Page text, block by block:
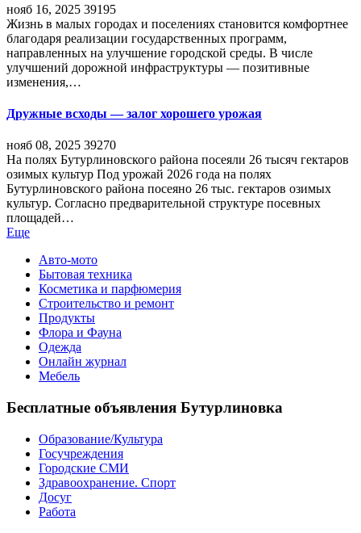
нояб 16, 2025 39195
Жизнь в малых городах и поселениях становится комфортнее
благодаря реализации государственных программ,
направленных на улучшение городской среды. В числе
улучшений дорожной инфраструктуры — позитивные
изменения,…
Дружные всходы — залог хорошего урожая
нояб 08, 2025 39270
На полях Бутурлиновского района посеяли 26 тысяч гектаров
озимых культур Под урожай 2026 года на полях
Бутурлиновского района посеяно 26 тыс. гектаров озимых
культур. Согласно предварительной структуре посевных
площадей…
Еще
Авто-мото
Бытовая техника
Косметика и парфюмерия
Строительство и ремонт
Продукты
Флора и Фауна
Одежда
Онлайн журнал
Мебель
Бесплатные объявления Бутурлиновка
Образование/Культура
Госучреждения
Городские СМИ
Здравоохранение. Спорт
Досуг
Работа